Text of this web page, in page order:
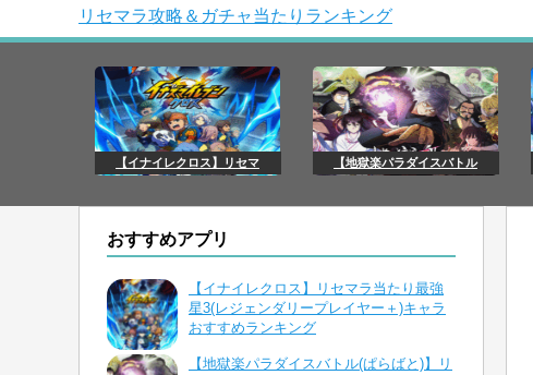
リセマラ攻略＆ガチャ当たりランキング
【イナイレクロス】リセマ 【地獄楽パラダイスバトル
おすすめアプリ
【イナイレクロス】リセマラ当たり最強
星3(レジェンダリープレイヤー＋)キャラ
おすすめランキング
【地獄楽パラダイスバトル(ぱらばと)】リ